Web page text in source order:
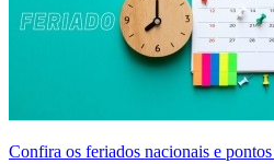
Confira os feriados nacionais e